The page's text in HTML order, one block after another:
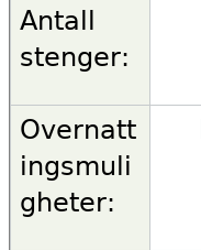
Antall
stenger:
Overnatt
ingsmuli
gheter: